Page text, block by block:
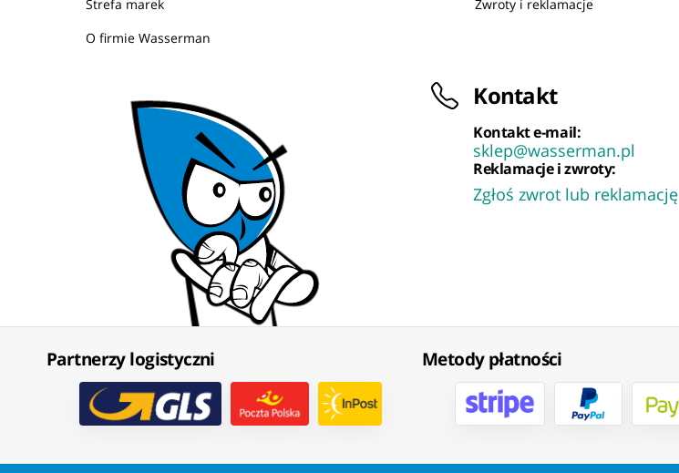
Strefa marek
O firmie Wasserman
Zwroty i reklamacje
Kontakt
Kontakt e-mail:
sklep@wasserman.pl
Reklamacje i zwroty:
Zgłoś zwrot lub reklamację
Partnerzy logistyczni Metody płatności